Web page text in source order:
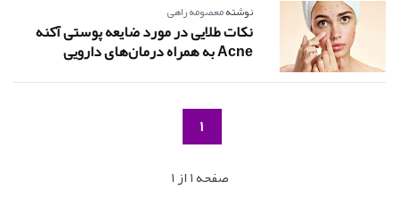
نوشتهمعصومه راهی
نکات طلایی در مورد ضایعه پوستی آکنه
Acne به همراه درمان‌های دارویی
1
صفحه 1 از 1